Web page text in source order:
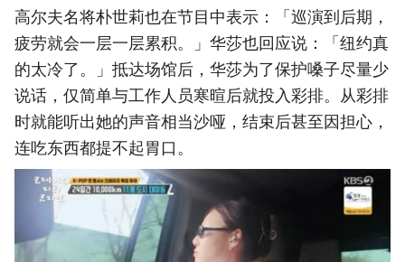
高尔夫名将朴世莉也在节目中表示：「巡演到后期，
疲劳就会一层一层累积。」华莎也回应说：「纽约真
的太冷了。」抵达场馆后，华莎为了保护嗓子尽量少
说话，仅简单与工作人员寒暄后就投入彩排。从彩排
时就能听出她的声音相当沙哑，结束后甚至因担心，
连吃东西都提不起胃口。